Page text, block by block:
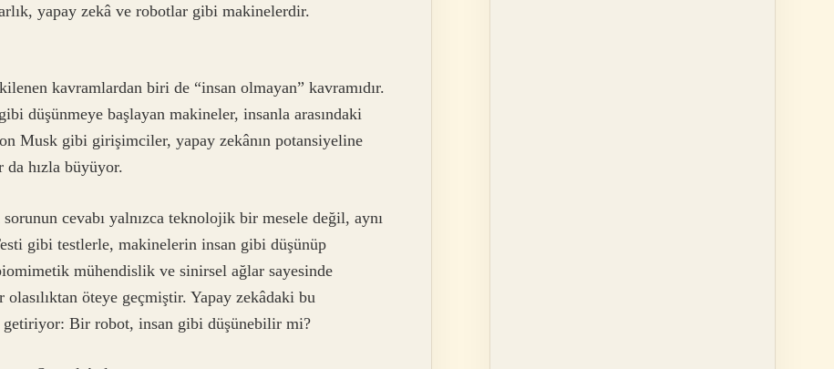
yapay zekâ ve robotlar gibi makinelerdir.
kavramlardan biri de “insan olmayan” kavramıdır.
düşünmeye başlayan makineler, insanla arasındaki
Musk gibi girişimciler, yapay zekânın potansiyeline
da hızla büyüyor.
cevabı yalnızca teknolojik bir mesele değil, aynı
gibi testlerle, makinelerin insan gibi düşünüp
mühendislik ve sinirsel ağlar sayesinde
öteye geçmiştir. Yapay zekâdaki bu
Bir robot, insan gibi düşünebilir mi?